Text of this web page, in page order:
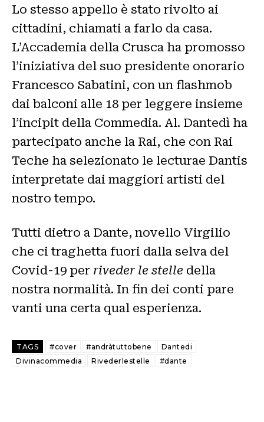
Lo stesso appello è stato rivolto ai
cittadini, chiamati a farlo da casa.
L’Accademia della Crusca ha promosso
l’iniziativa del suo presidente onorario
Francesco Sabatini, con un flashmob
dai balconi alle 18 per leggere insieme
l’incipit della Commedia. Al. Dantedì ha
partecipato anche la Rai, che con Rai
Teche ha selezionato le lecturae Dantis
interpretate dai maggiori artisti del
nostro tempo.
Tutti dietro a Dante, novello Virgilio
che ci traghetta fuori dalla selva del
Covid-19 per riveder le stelle della
nostra normalità. In fin dei conti pare
vanti una certa qual esperienza.
TAGS #cover #andràtuttobene
Dantedi
Divinacommedia
Rivederlestelle #dante